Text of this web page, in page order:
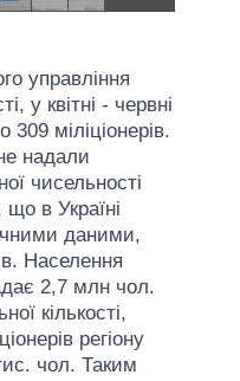
управління
у квітні - червні
309 міліціонерів.
надали
чисельності
в Україні
даними,
Населення
2,7 млн чол.
кількості,
регіону
чол. Таким